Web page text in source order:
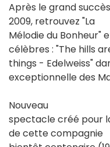
Après le grand
2009, retrouvez "La
Mélodie du Bonheur"
célèbres : "The hills
things - Edelweiss"
exceptionnelle des
Nouveau
spectacle créé pour
de cette compagnie